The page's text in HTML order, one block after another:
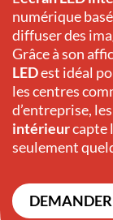
numérique
diffuser des
Grâce à son
LEDest idéal
les centres
d’entreprise,
intérieurcapte
seulement